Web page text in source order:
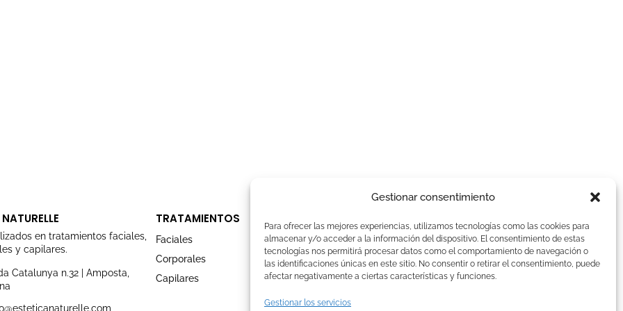
Gestionar consentimiento
Para ofrecer las mejores experiencias, utilizamos tecnologías como las cookies para
almacenar y/o acceder a la información del dispositivo. El consentimiento de estas
tecnologías nos permitirá procesar datos como el comportamiento de navegación o
las identificaciones únicas en este sitio. No consentir o retirar el consentimiento, puede
afectar negativamente a ciertas características y funciones.
Gestionar los servicios
en tratamientos faciales,
y capilares.
Catalunya n.32 | Amposta,
TRATAMIENTOS
Faciales
Corporales
Capilares
Aviso Legal
Politica de Cookies
Política de privacidad